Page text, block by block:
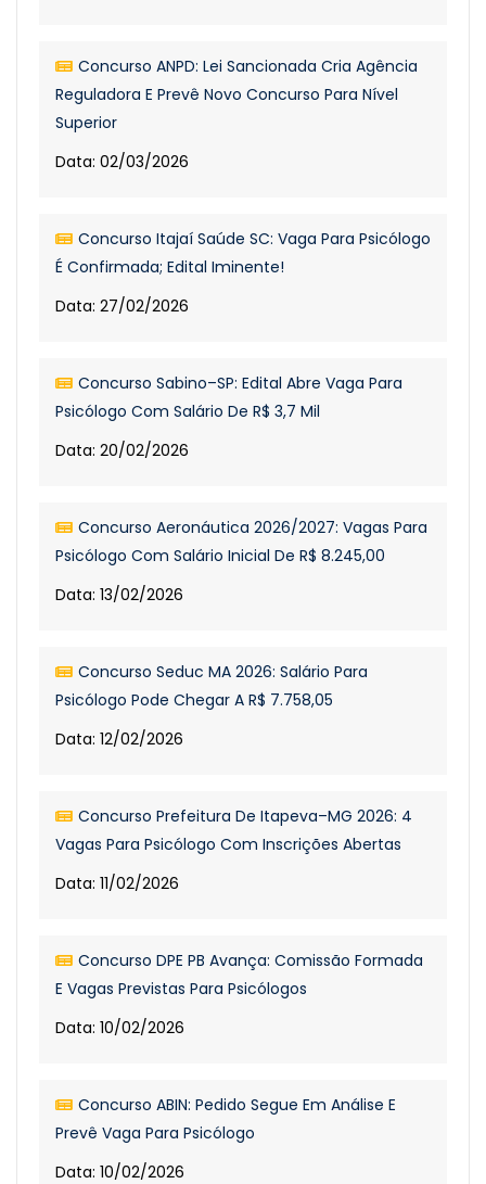
Concurso ANPD: Lei Sancionada Cria Agência
Reguladora E Prevê Novo Concurso Para Nível
Superior
Data: 02/03/2026
Concurso Itajaí Saúde SC: Vaga Para Psicólogo
É Confirmada; Edital Iminente!
Data: 27/02/2026
Concurso Sabino–SP: Edital Abre Vaga Para
Psicólogo Com Salário De R$ 3,7 Mil
Data: 20/02/2026
Concurso Aeronáutica 2026/2027: Vagas Para
Psicólogo Com Salário Inicial De R$ 8.245,00
Data: 13/02/2026
Concurso Seduc MA 2026: Salário Para
Psicólogo Pode Chegar A R$ 7.758,05
Data: 12/02/2026
Concurso Prefeitura De Itapeva–MG 2026: 4
Vagas Para Psicólogo Com Inscrições Abertas
Data: 11/02/2026
Concurso DPE PB Avança: Comissão Formada
E Vagas Previstas Para Psicólogos
Data: 10/02/2026
Concurso ABIN: Pedido Segue Em Análise E
Prevê Vaga Para Psicólogo
Data: 10/02/2026